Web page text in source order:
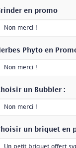
en promo
Phyto en
un Bubbler :
un briquet en